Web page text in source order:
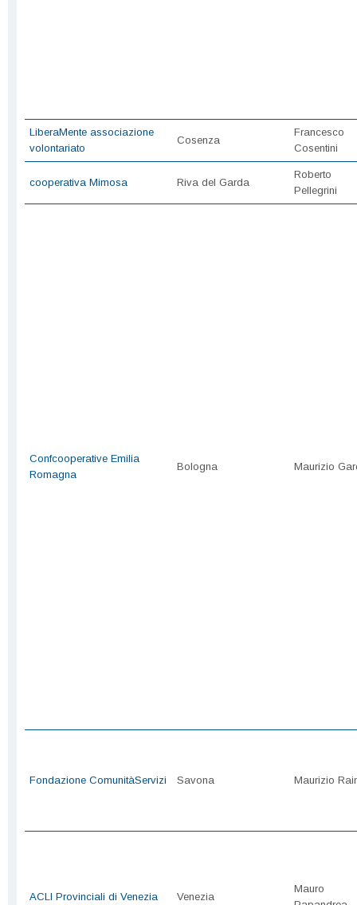
LiberaMente associazione
volontariato
Cosenza
Francesco
Cosentini
cooperativa Mimosa Riva del Garda
Roberto
Pellegrini
Confcooperative Emilia
Romagna
Bologna Maurizio
Fondazione ComunitàServizi Savona Maurizio
ACLI Provinciali di Venezia Venezia
Mauro